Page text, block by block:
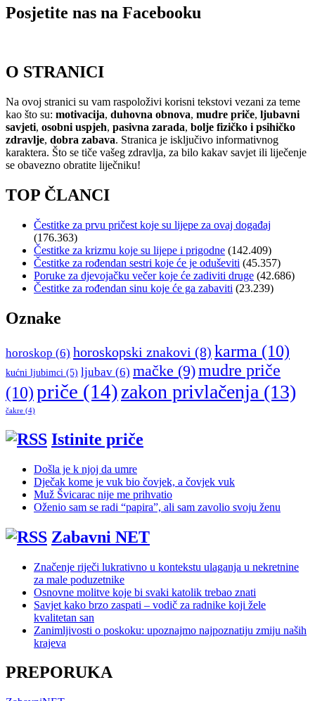
Posjetite nas na Facebooku
O STRANICI
Na ovoj stranici su vam raspoloživi korisni tekstovi vezani za teme
kao što su: motivacija, duhovna obnova, mudre priče, ljubavni
savjeti, osobni uspjeh, pasivna zarada, bolje fizičko i psihičko
zdravlje, dobra zabava. Stranica je isključivo informativnog
karaktera. Što se tiče vašeg zdravlja, za bilo kakav savjet ili liječenje
se obavezno obratite liječniku!
TOP ČLANCI
Čestitke za prvu pričest koje su lijepe za ovaj događaj
(176.363)
Čestitke za krizmu koje su lijepe i prigodne (142.409)
Čestitke za rođendan sestri koje će je oduševiti (45.357)
Poruke za djevojačku večer koje će zadiviti druge (42.686)
Čestitke za rođendan sinu koje će ga zabaviti (23.239)
Oznake
horoskop (6) horoskopski znakovi (8) karma (10)
kućni ljubimci (5) ljubav (6) mačke (9)mudre priče
(10)priče (14)zakon privlačenja (13)
čakre (4)
Istinite priče
Došla je k njoj da umre
Dječak kome je vuk bio čovjek, a čovjek vuk
Muž Švicarac nije me prihvatio
Oženio sam se radi “papira”, ali sam zavolio svoju ženu
Zabavni NET
Značenje riječi lukrativno u kontekstu ulaganja u nekretnine
za male poduzetnike
Osnovne molitve koje bi svaki katolik trebao znati
Savjet kako brzo zaspati – vodič za radnike koji žele
kvalitetan san
Zanimljivosti o poskoku: upoznajmo najpoznatiju zmiju naših
krajeva
PREPORUKA